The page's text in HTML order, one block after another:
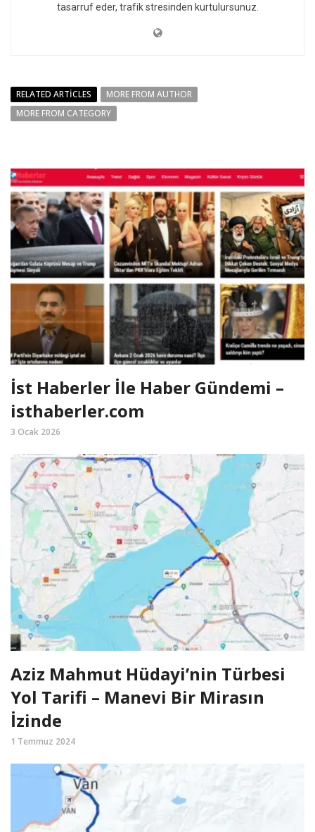
tasarruf eder, trafik stresinden kurtulursunuz.
RELATED ARTICLES
MORE FROM AUTHOR
MORE FROM CATEGORY
İst Haberler İle Haber Gündemi –
isthaberler.com
3 Ocak 2026
Aziz Mahmut Hüdayi’nin Türbesi
Yol Tarifi – Manevi Bir Mirasın
İzinde
1 Temmuz 2024